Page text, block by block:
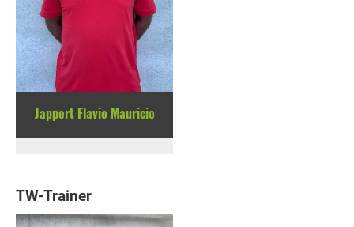
Jappert Flavio Mauricio
TW-Trainer